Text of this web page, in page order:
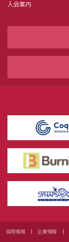
入会案内
採用情報 企業情報